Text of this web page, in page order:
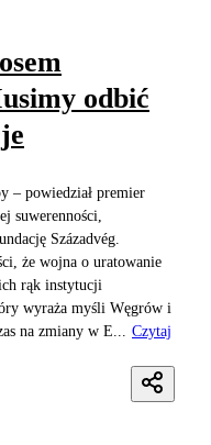
odbić
– powiedział premier
suwerenności,
Századvég.
że wojna o uratowanie
rąk instytucji
wyraża myśli Węgrów i
na zmiany w E...
Czytaj